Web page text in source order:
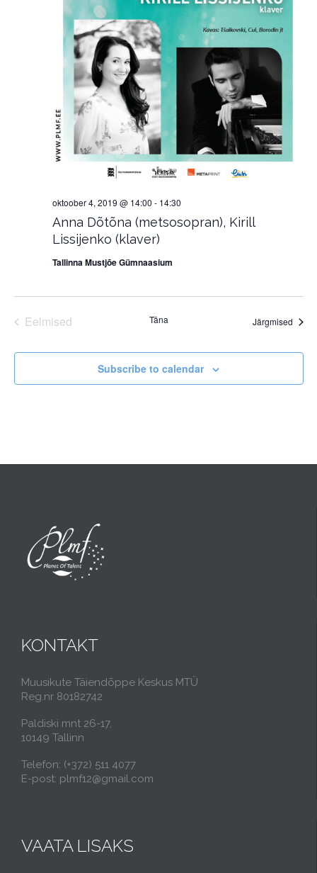
Anna Dõtõna (metsosopran), Kirill
Lissijenko (klaver)
oktoober 4, 2019 @ 14:00 - 14:30
Tallinna Mustjõe Gümnaasium
Eelmised
Täna Järgmised
Subscribe to calendar
KONTAKT
Muusikute Täiendõppe Keskus MTÜ
Reg.nr 80182742
Paldiski mnt 26-17,
10149 Tallinn
Telefon: (+372) 511 4077
E-post: plmf12@gmail.com
VAATA LISAKS